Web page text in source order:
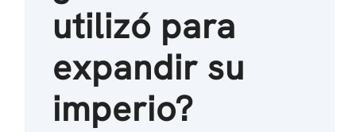
utilizó para
expandir su
imperio?